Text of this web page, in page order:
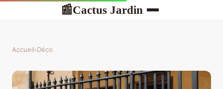
📰Cactus Jardin
Accueil›Déco